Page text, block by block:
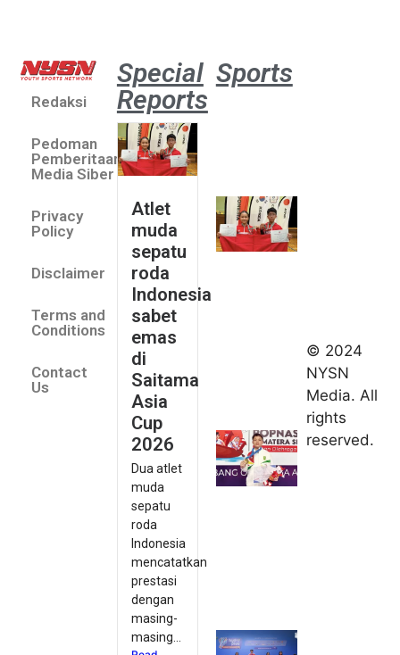
Redaksi
Pedoman
Pemberitaan
Media Siber
Privacy
Policy
Disclaimer
Terms and
Conditions
Contact
Us
Special
Reports
Atlet
muda
sepatu
roda
Indonesia
sabet
emas
di
Saitama
Asia
Cup
2026
Dua atlet
muda
sepatu
roda
Indonesia
mencatatkan
prestasi
dengan
masing-
masing...
Sports
2026
Indonesia
kirim tiga
lifter
muda ke
Kejuaraan
© 2024
NYSN
Media. All
rights
reserved.